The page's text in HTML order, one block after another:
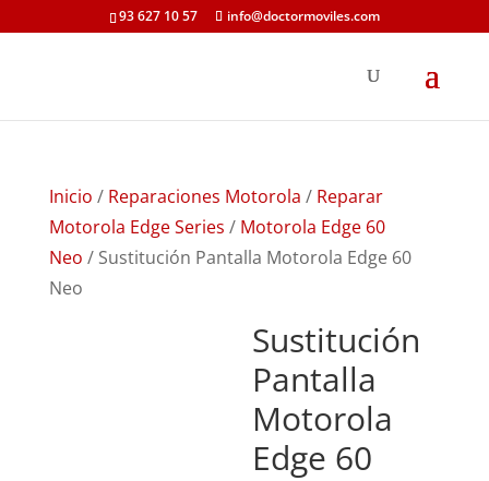
93 627 10 57 info@doctormoviles.com
Inicio / Reparaciones Motorola / Reparar
Motorola Edge Series / Motorola Edge 60
Neo / Sustitución Pantalla Motorola Edge 60
Neo
Sustitución
Pantalla
Motorola
Edge 60